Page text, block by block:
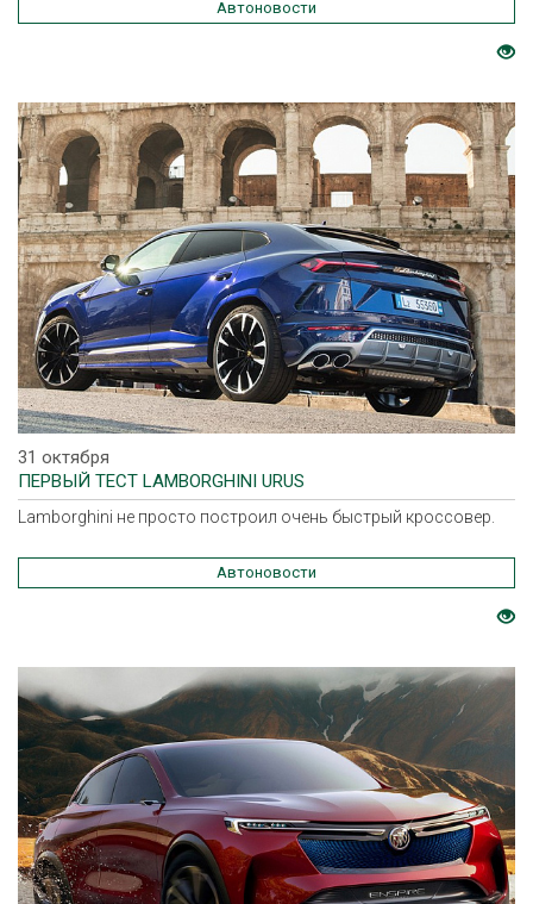
Автоновости
31 октября
ПЕРВЫЙ ТЕСТ LAMBORGHINI URUS
Lamborghini не просто построил очень быстрый кроссовер.
Автоновости